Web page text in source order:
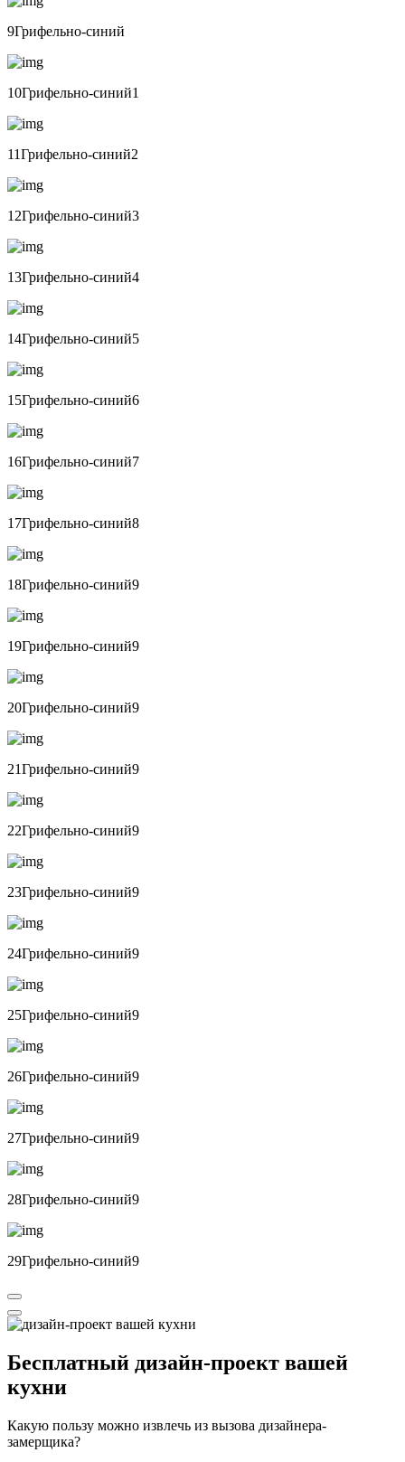
9Грифельно-синий
10Грифельно-синий1
11Грифельно-синий2
12Грифельно-синий3
13Грифельно-синий4
14Грифельно-синий5
15Грифельно-синий6
16Грифельно-синий7
17Грифельно-синий8
18Грифельно-синий9
19Грифельно-синий9
20Грифельно-синий9
21Грифельно-синий9
22Грифельно-синий9
23Грифельно-синий9
24Грифельно-синий9
25Грифельно-синий9
26Грифельно-синий9
27Грифельно-синий9
28Грифельно-синий9
29Грифельно-синий9
Бесплатный дизайн-проект вашей
кухни
Какую пользу можно извлечь из вызова дизайнера-
замерщика?